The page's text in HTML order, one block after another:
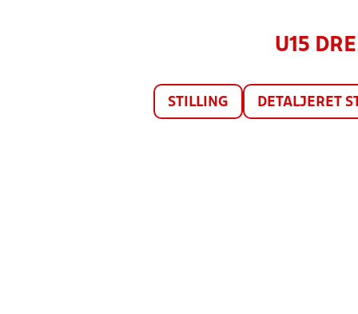
U15
STILLING DETALJERET